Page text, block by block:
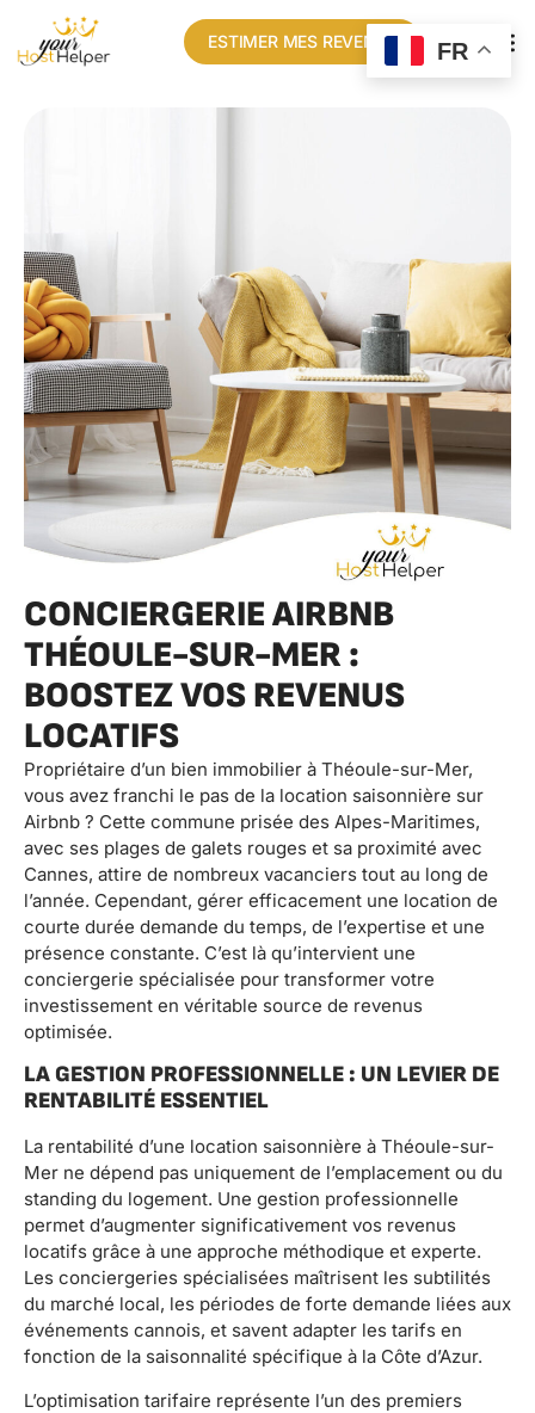
ESTIMER MES REVENUS
CONCIERGERIE AIRBNB
THÉOULE-SUR-MER :
BOOSTEZ VOS REVENUS
LOCATIFS
Propriétaire d’un bien immobilier à Théoule-sur-Mer,
vous avez franchi le pas de la location saisonnière sur
Airbnb ? Cette commune prisée des Alpes-Maritimes,
avec ses plages de galets rouges et sa proximité avec
Cannes, attire de nombreux vacanciers tout au long de
l’année. Cependant, gérer efficacement une location de
courte durée demande du temps, de l’expertise et une
présence constante. C’est là qu’intervient une
conciergerie spécialisée pour transformer votre
investissement en véritable source de revenus
optimisée.
LA GESTION PROFESSIONNELLE : UN LEVIER DE
RENTABILITÉ ESSENTIEL
La rentabilité d’une location saisonnière à Théoule-sur-
Mer ne dépend pas uniquement de l’emplacement ou du
standing du logement. Une gestion professionnelle
permet d’augmenter significativement vos revenus
locatifs grâce à une approche méthodique et experte.
Les conciergeries spécialisées maîtrisent les subtilités
du marché local, les périodes de forte demande liées aux
événements cannois, et savent adapter les tarifs en
fonction de la saisonnalité spécifique à la Côte d’Azur.
L’optimisation tarifaire représente l’un des premiers
FR